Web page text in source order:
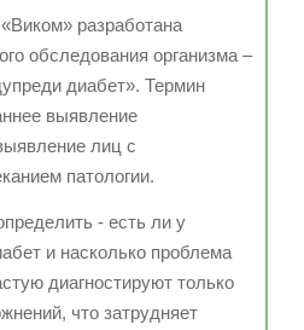
разработана
обследования организма –
диабет». Термин
выявление
лиц с
патологии.
- есть ли у
и насколько проблема
диагностируют только
что затрудняет